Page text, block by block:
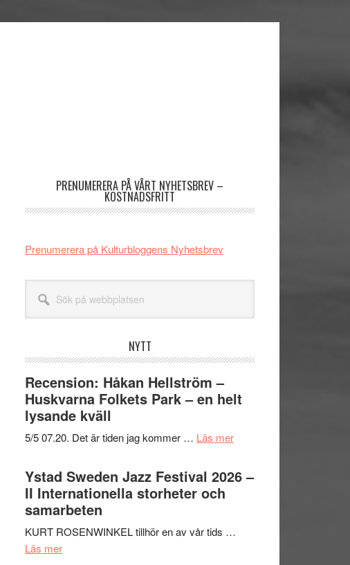
PRENUMERERA PÅ VÅRT NYHETSBREV –
KOSTNADSFRITT
Prenumerera på Kulturbloggens Nyhetsbrev
webbplatsen
NYTT
Recension: Håkan Hellström –
Huskvarna Folkets Park – en helt
lysande kväll
5/5 07.20. Det är tiden jag kommer … Läs merom
Håkan
Hellström
Folkets
Ystad Sweden Jazz Festival 2026 –
II Internationella storheter och
samarbeten
KURT ROSENWINKEL tillhör en av vår tids …
Läs merom